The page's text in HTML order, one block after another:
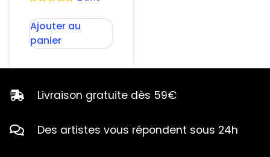
Ajouter au
panier
Livraison gratuite dès 59€
Des artistes vous répondent sous 24h